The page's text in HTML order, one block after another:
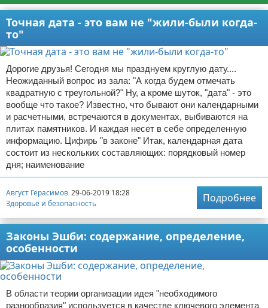
Точная дата - это вам не "жили-были когда-
то"
Дорогие друзья! Сегодня мы празднуем круглую дату....
Неожиданный вопрос из зала: "А когда будем отмечать
квадратную с треугольной?" Ну, а кроме шуток, "дата" - это
вообще что такое? Известно, что бывают они календарными
и расчетными, встречаются в документах, выбиваются на
плитах памятников. И каждая несет в себе определенную
информацию. Цифирь "в законе" Итак, календарная дата
состоит из нескольких составляющих: порядковый номер
дня; наименование
Август Герасимов 29-06-2019 18:28
Здоровье и безопасность
Подробнее
Законы Эшби: содержание, определение,
особенности
В области теории организации идея "необходимого
разнообразия" используется в качестве ключевого элемента